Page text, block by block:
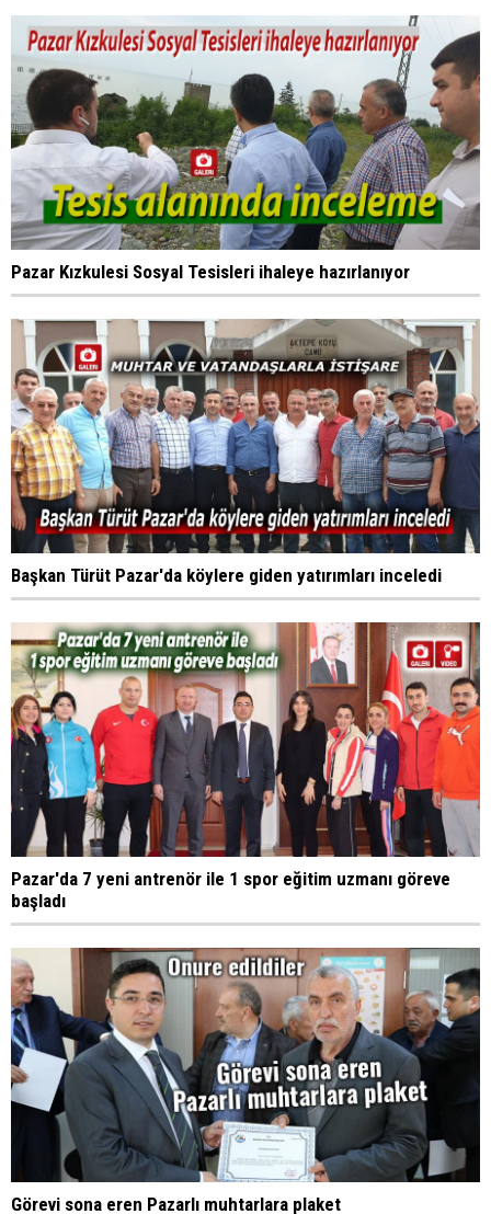
Pazar Kızkulesi Sosyal Tesisleri ihaleye hazırlanıyor
Başkan Türüt Pazar'da köylere giden yatırımları inceledi
Pazar'da 7 yeni antrenör ile 1 spor eğitim uzmanı göreve
başladı
Görevi sona eren Pazarlı muhtarlara plaket